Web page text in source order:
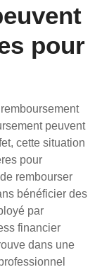
pour
peuvent
cette situation
pour
rembourser
bénéficier des
par
financier
dans une